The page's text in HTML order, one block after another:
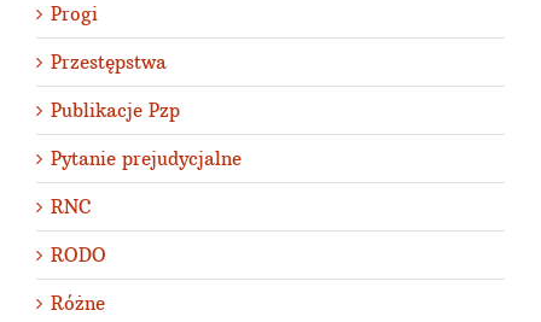
Progi
Przestępstwa
Publikacje Pzp
Pytanie prejudycjalne
RNC
RODO
Różne